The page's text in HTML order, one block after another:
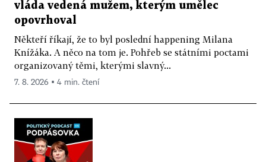
vláda vedená mužem, kterým umělec
opovrhoval
Někteří říkají, že to byl poslední happening Milana
Knížáka. A něco na tom je. Pohřeb se státními poctami
organizovaný těmi, kterými slavný...
7. 8. 2026 ▪ 4 min. čtení